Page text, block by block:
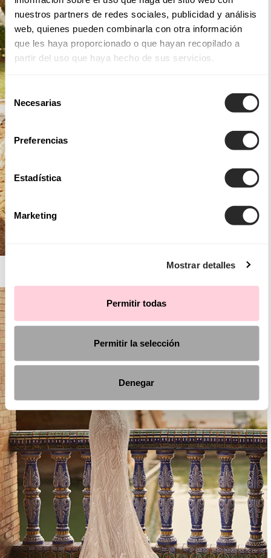
nuestros partners de redes sociales, publicidad y análisis
web, quienes pueden combinarla con otra información
que les haya proporcionado o que hayan recopilado a
partir del uso que haya hecho de sus servicios.
Selección
de
consentimiento
Necesarias
Preferencias
Estadística
Marketing
Mostrar detalles
Permitir todas
Permitir la selección
Denegar